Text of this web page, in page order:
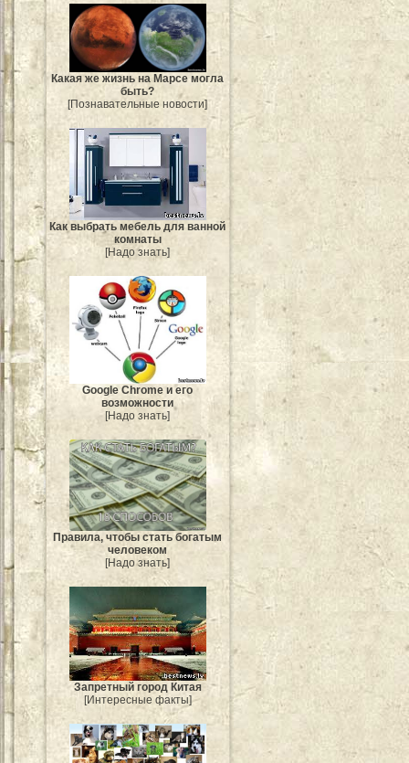
Какая же жизнь на Марсе могла
быть?
[Познавательные новости]
Как выбрать мебель для ванной
комнаты
[Надо знать]
Google Chrome и его
возможности
[Надо знать]
Правила, чтобы стать богатым
человеком
[Надо знать]
Запретный город Китая
[Интересные факты]